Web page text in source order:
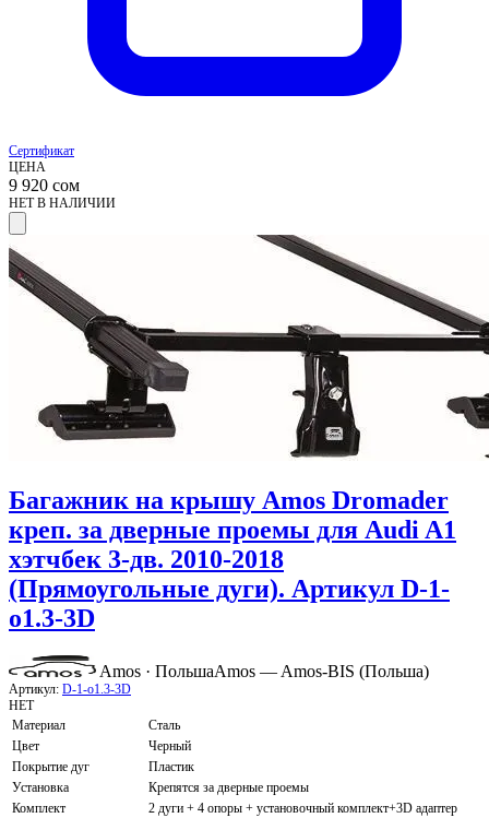
Сертификат
ЦЕНА
9 920 сом
НЕТ В НАЛИЧИИ
Багажник на крышу Amos Dromader
креп. за дверные проемы для Audi A1
хэтчбек 3-дв. 2010-2018
(Прямоугольные дуги). Артикул D-1-
o1.3-3D
Amos · ПольшаAmos — Amos-BIS (Польша)
Артикул: D-1-o1.3-3D
НЕТ
Материал
Сталь
Цвет
Черный
Покрытие дуг
Пластик
Установка
Крепятся за дверные проемы
Комплект
2 дуги + 4 опоры + установочный комплект+3D адаптер